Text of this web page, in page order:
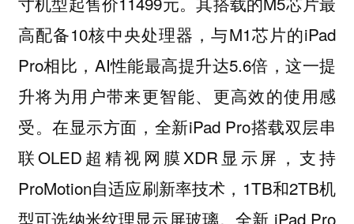
高配备10核中央处理器，与M1芯片的iPad
Pro相比，AI性能最高提升达5.6倍，这一提
升将为用户带来更智能、更高效的使用感
受。在显示方面，全新iPad Pro搭载双层串
联OLED超精视网膜XDR显示屏，支持
ProMotion自适应刷新率技术，1TB和2TB机
型可选纳米纹理显示屏玻璃。全新 iPad Pro